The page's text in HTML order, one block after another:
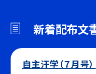
新着配布文
自主汗学（７月号）